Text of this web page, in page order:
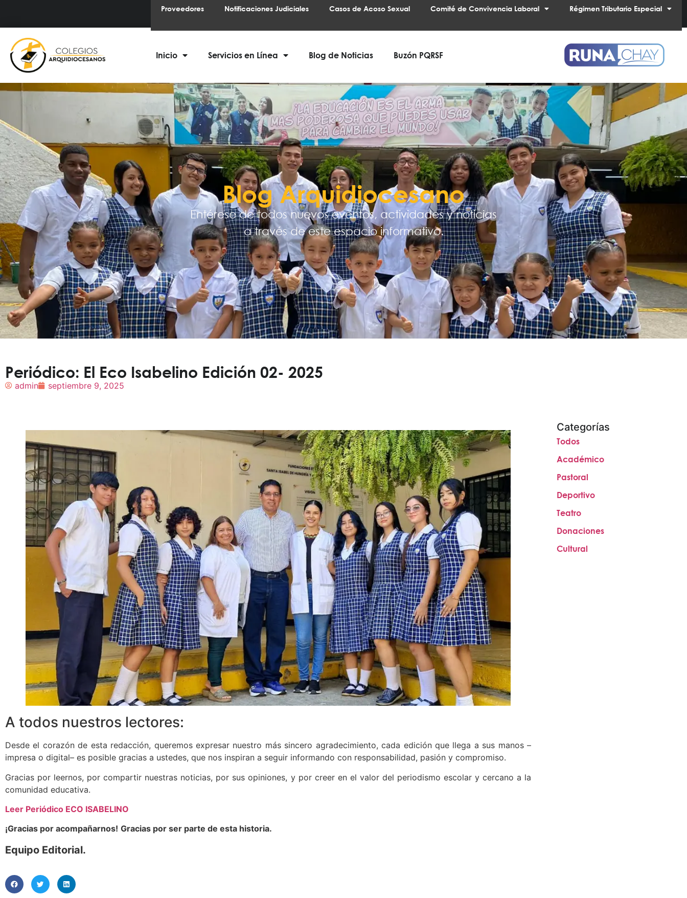
Proveedores Notificaciones Judiciales Casos de Acoso Sexual Comité de Convivencia Laboral Régimen Tributario Especial
Inicio Servicios en Línea Blog de Noticias Buzón PQRSF
Blog Arquidiocesano
Entérese de todos nuevos eventos, actividades y noticias
a través de este espacio informativo.
Periódico: El Eco Isabelino Edición 02- 2025
admin septiembre 9, 2025
A todos nuestros lectores:
Desde el corazón de esta redacción, queremos expresar nuestro más sincero agradecimiento, cada edición que llega a sus manos –
impresa o digital– es posible gracias a ustedes, que nos inspiran a seguir informando con responsabilidad, pasión y compromiso.
Gracias por leernos, por compartir nuestras noticias, por sus opiniones, y por creer en el valor del periodismo escolar y cercano a la
comunidad educativa.
Leer Periódico ECO ISABELINO
¡Gracias por acompañarnos! Gracias por ser parte de esta historia.
Equipo Editorial.
Categorías
Todos
Académico
Pastoral
Deportivo
Teatro
Donaciones
Cultural